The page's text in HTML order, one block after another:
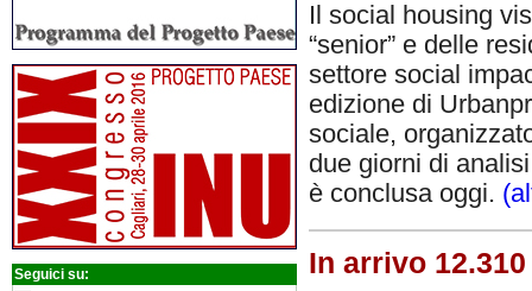
Seguici su:
Il social housing
“senior” e delle
settore social
edizione di
sociale,
due giorni di
è conclusa oggi.
In arrivo